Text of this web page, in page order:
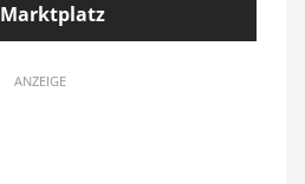
Marktplatz
ANZEIGE